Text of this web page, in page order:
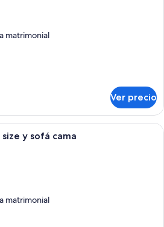
matrimonial
Ver precio
Habitación de hotel con una cama,
y sofá cama
matrimonial